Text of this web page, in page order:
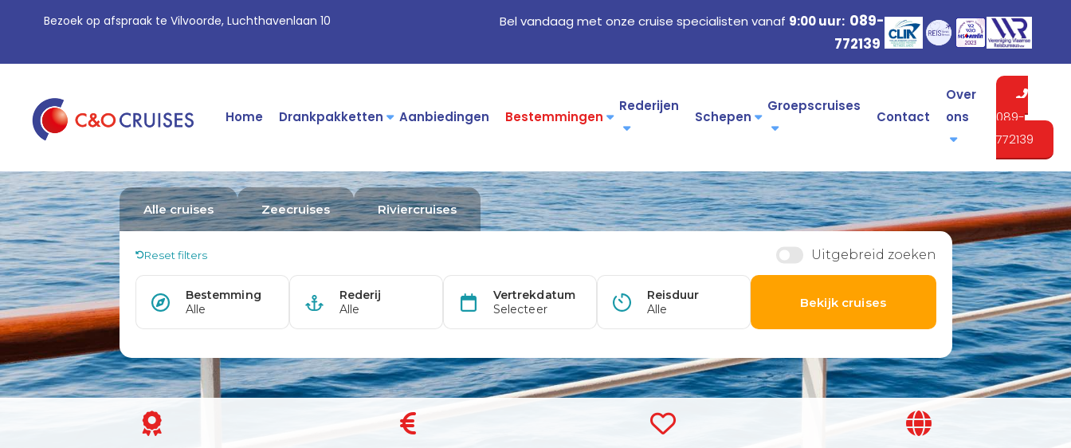
Bezoek op afspraak te Vilvoorde, Luchthavenlaan 10 Bel vandaag met onze cruise specialisten vanaf 9:00 uur: 089-
772139
Home Drankpakketten Aanbiedingen Bestemmingen
Rederijen
Schepen
Groepscruises
Contact
Over
ons
089-
772139